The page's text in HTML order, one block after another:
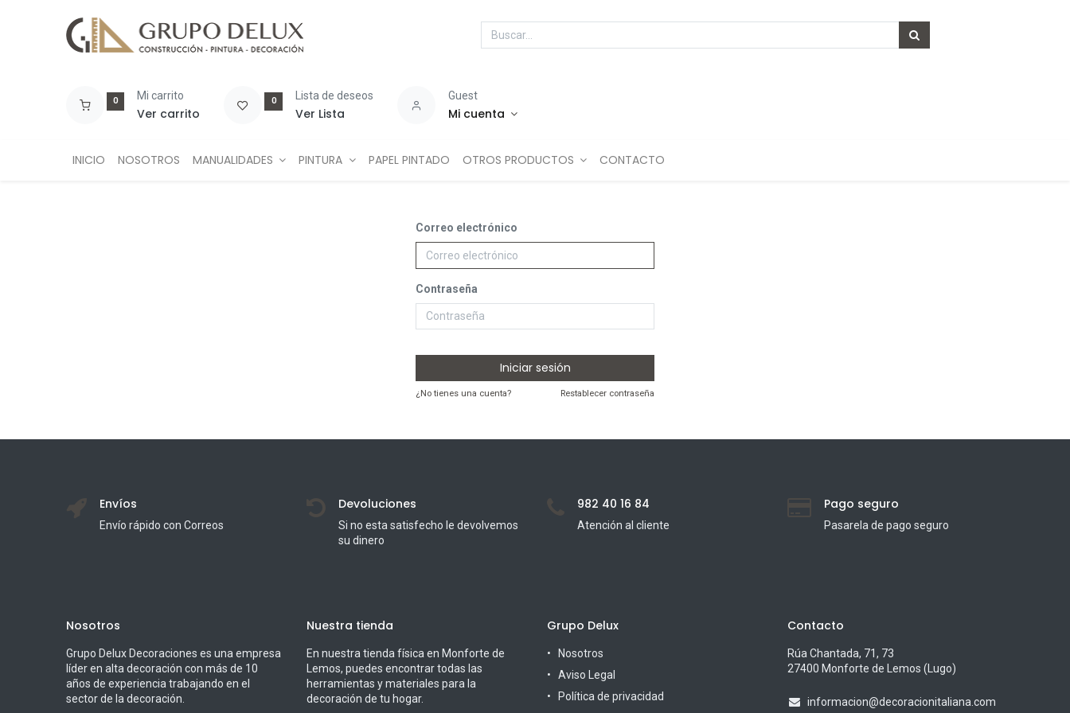
0 Mi carrito
Ver carrito
0 Lista de deseos
Ver Lista
Guest
Mi cuenta
INICIO NOSOTROS MANUALIDADES PINTURA PAPEL PINTADO OTROS PRODUCTOS CONTACTO
Correo electrónico
Contraseña
Iniciar sesión
¿No tienes una cuenta? Restablecer contraseña
Envíos
Envío rápido con Correos
Devoluciones
Si no esta satisfecho le devolvemos
su dinero
982 40 16 84
Atención al cliente
Pago seguro
Pasarela de pago seguro
Nosotros
Grupo Delux Decoraciones es una empresa
líder en alta decoración con más de 10
años de experiencia trabajando en el
sector de la decoración.
Nuestra tienda
En nuestra tienda física en Monforte de
Lemos, puedes encontrar todas las
herramientas y materiales para la
decoración de tu hogar.
Grupo Delux
Nosotros
Aviso Legal
Política de privacidad
Contacto
Rúa Chantada, 71, 73
27400 Monforte de Lemos (Lugo)
informacion@decoracionitaliana.com